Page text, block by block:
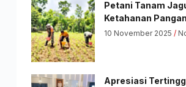
Petani Tanam
Ketahanan Pangan
10 November 2025
Apresiasi